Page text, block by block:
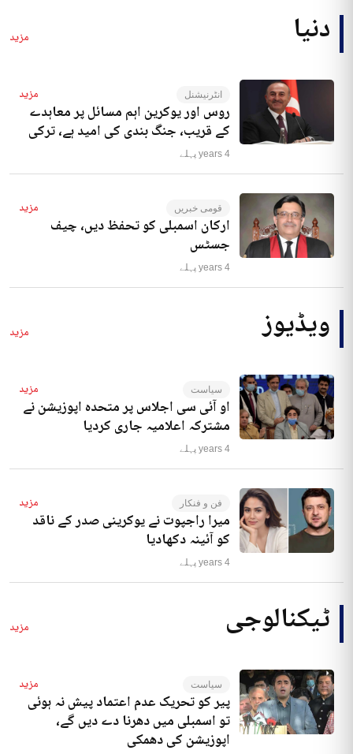
دنیا مزید
انٹرنیشنل مزید
روس اور یوکرین اہم مسائل پر معاہدے
کے قریب، جنگ بندی کی امید ہے، ترکی
4 years پہلے
قومی خبریں مزید
ارکان اسمبلی کو تحفظ دیں، چیف
جسٹس
4 years پہلے
ویڈیوز مزید
سیاست مزید
او آئی سی اجلاس پر متحدہ اپوزیشن نے
مشترکہ اعلامیہ جاری کردیا
4 years پہلے
فن و فنکار مزید
میرا راجپوت نے یوکرینی صدر کے ناقد
کو آئینہ دکھادیا
4 years پہلے
ٹیکنالوجی مزید
سیاست مزید
پیر کو تحریک عدم اعتماد پیش نہ ہوئی
تو اسمبلی میں دھرنا دے دیں گے،
اپوزیشن کی دھمکی